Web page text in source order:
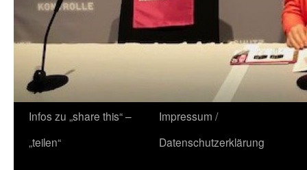
Zum
Inhalt
Infos zu „share this“ –
„teilen“
Impressum /
Datenschutzerklärung